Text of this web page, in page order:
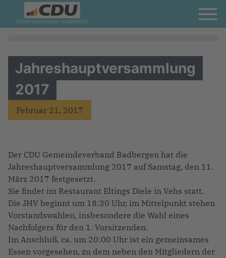
GEMEINDEVERBAND BADBERGEN
Jahreshauptversammlung
2017
Februar 21, 2017
Der CDU Gemeindeverband Badbergen hat die
Jahreshauptversammlung 2017 auf Samstag, den 11.
März 2017 festgesetzt.
Sie findet im Restaurant Eltings Diele in Vehs statt.
Die JHV beginnt um 18:30 Uhr, im Mittelpunkt stehen
Vorstandswahlen, insbesondere die Wahl eines
Nachfolgers für den 1. Vorsitzenden.
Im Anschluß, ca. um 20:00 Uhr ist ein gemeinsames
Essen vorgesehen, zu dem neben den Mitgliedern der